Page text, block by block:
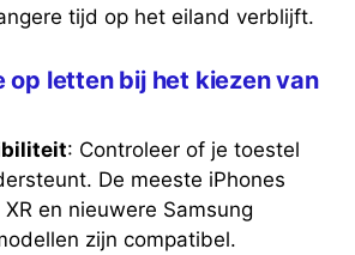
tijd op het eiland verblijft.
op letten bij het kiezen van
: Controleer of je toestel
De meeste iPhones
en nieuwere Samsung
zijn compatibel.